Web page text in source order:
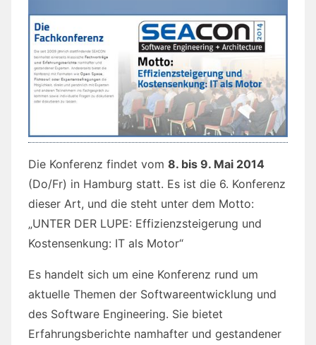
Die Konferenz findet vom 8. bis 9. Mai 2014
(Do/Fr) in Hamburg statt. Es ist die 6. Konferenz
dieser Art, und die steht unter dem Motto:
„UNTER DER LUPE: Effizienzsteigerung und
Kostensenkung: IT als Motor“
Es handelt sich um eine Konferenz rund um
aktuelle Themen der Softwareentwicklung und
des Software Engineering. Sie bietet
Erfahrungsberichte namhafter und gestandener